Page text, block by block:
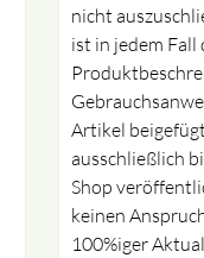
nicht
ist in jedem Fall
Artikel
ausschließlich
Shop
keinen
100%iger